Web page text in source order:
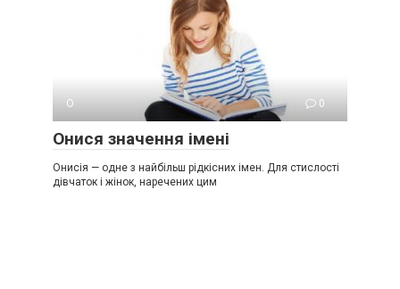
О 0
Онися значення імені
Онисія — одне з найбільш рідкісних імен. Для стислості
дівчаток і жінок, наречених цим